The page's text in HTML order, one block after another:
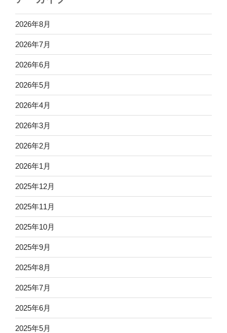
2026年8月
2026年7月
2026年6月
2026年5月
2026年4月
2026年3月
2026年2月
2026年1月
2025年12月
2025年11月
2025年10月
2025年9月
2025年8月
2025年7月
2025年6月
2025年5月